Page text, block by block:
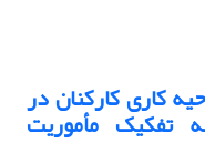
کاری کارکنان در
تفکیک مأموریت